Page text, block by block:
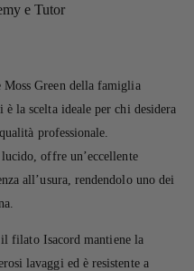
e Tutor
Green della famiglia
la scelta ideale per chi desidera
professionale.
offre un’eccellente
all’usura, rendendolo uno dei
filato Isacord mantiene la
lavaggi ed è resistente a